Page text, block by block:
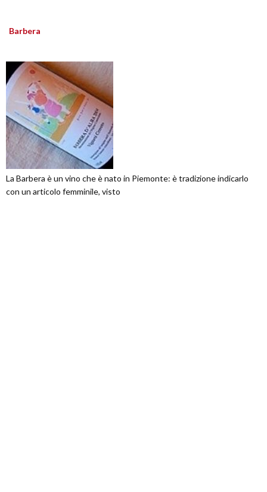
Barbera
La Barbera è un vino che è nato in Piemonte: è tradizione indicarlo
con un articolo femminile, visto